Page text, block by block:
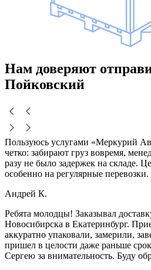
Нам доверяют
Пойковский
Пользуюсь услугами «Меркурий
четко: забирают груз вовремя,
разу не было задержек на складе.
особенно на регулярные
Андрей К.
Ребята молодцы! Заказывал
Новосибирска в Екатеринбург.
аккуратно упаковали, замерили,
пришел в целости даже раньше
Сергею за внимательность. Буду